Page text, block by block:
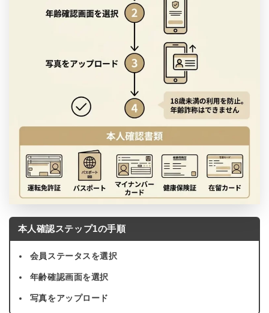
本人確認ステップ1の手順
会員ステータスを選択
年齢確認画面を選択
写真をアップロード